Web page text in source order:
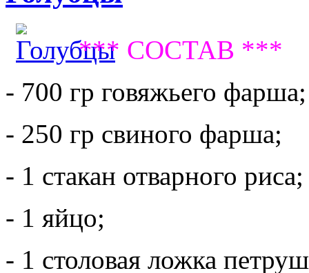
*** СОСТАВ ***
- 700 гр говяжьего фарша;
- 250 гр свиного фарша;
- 1 стакан отварного риса;
- 1 яйцо;
- 1 столовая ложка